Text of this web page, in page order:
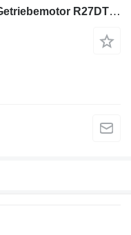
Сервопривод SEW-Eurodrive Getriebemotor R27DT71D4/BMG/HR/TH/ES1S для промышленного оборудования